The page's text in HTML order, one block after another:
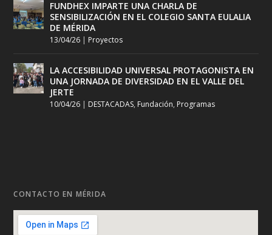
FUNDHEX IMPARTE UNA CHARLA DE
SENSIBILIZACIÓN EN EL COLEGIO SANTA EULALIA
DE MÉRIDA
13/04/26 | Proyectos
LA ACCESIBILIDAD UNIVERSAL PROTAGONISTA EN
UNA JORNADA DE DIVERSIDAD EN EL VALLE DEL
JERTE
10/04/26 | DESTACADAS, Fundación, Programas
CONTACTO EN MÉRIDA